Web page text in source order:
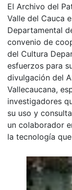
El Archivo del
Valle del Cauca
Departamental
convenio de
del Cultura
esfuerzos para
divulgación del
Vallecaucana,
investigadores
su uso y
un colaborador
la tecnología